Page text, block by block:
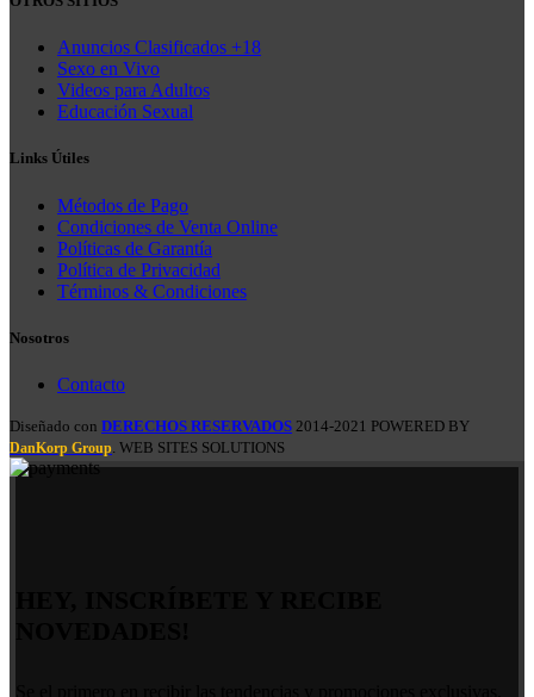
Anuncios Clasificados +18
Sexo en Vivo
Videos para Adultos
Educación Sexual
Links Útiles
Métodos de Pago
Condiciones de Venta Online
Políticas de Garantía
Política de Privacidad
Términos & Condiciones
Nosotros
Contacto
Diseñado con DERECHOS RESERVADOS 2014-2021 POWERED BY
DanKorp Group . WEB SITES SOLUTIONS